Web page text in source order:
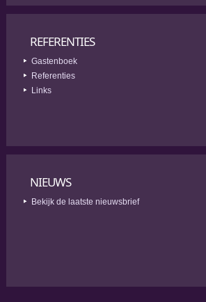
REFERENTIES
Gastenboek
Referenties
Links
NIEUWS
Bekijk de laatste nieuwsbrief